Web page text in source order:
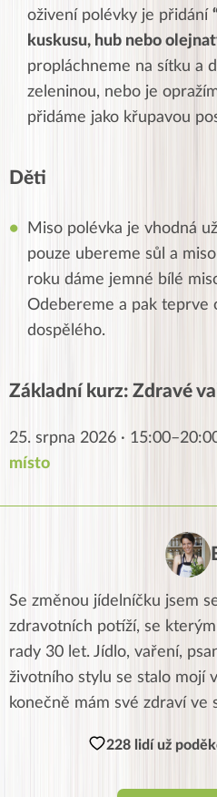
oživení polévky je přidání
kuskusu, hub nebo
propláchneme na sítku a
zeleninou, nebo je
přidáme jako křupavou
Děti
Miso polévka je vhodná
pouze ubereme sůl a
roku dáme jemné bílé
Odebereme a pak teprve
dospělého.
Základní kurz: Zdravé
25. srpna 2026 ·
místo
Se změnou jídelníčku jsem
zdravotních potíží, se
rady 30 let. Jídlo, vaření,
životního stylu se stalo mojí
konečně mám své zdraví ve
228 lidí už